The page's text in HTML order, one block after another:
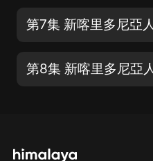
第7集 新喀里多尼亞
第8集 新喀里多尼亞